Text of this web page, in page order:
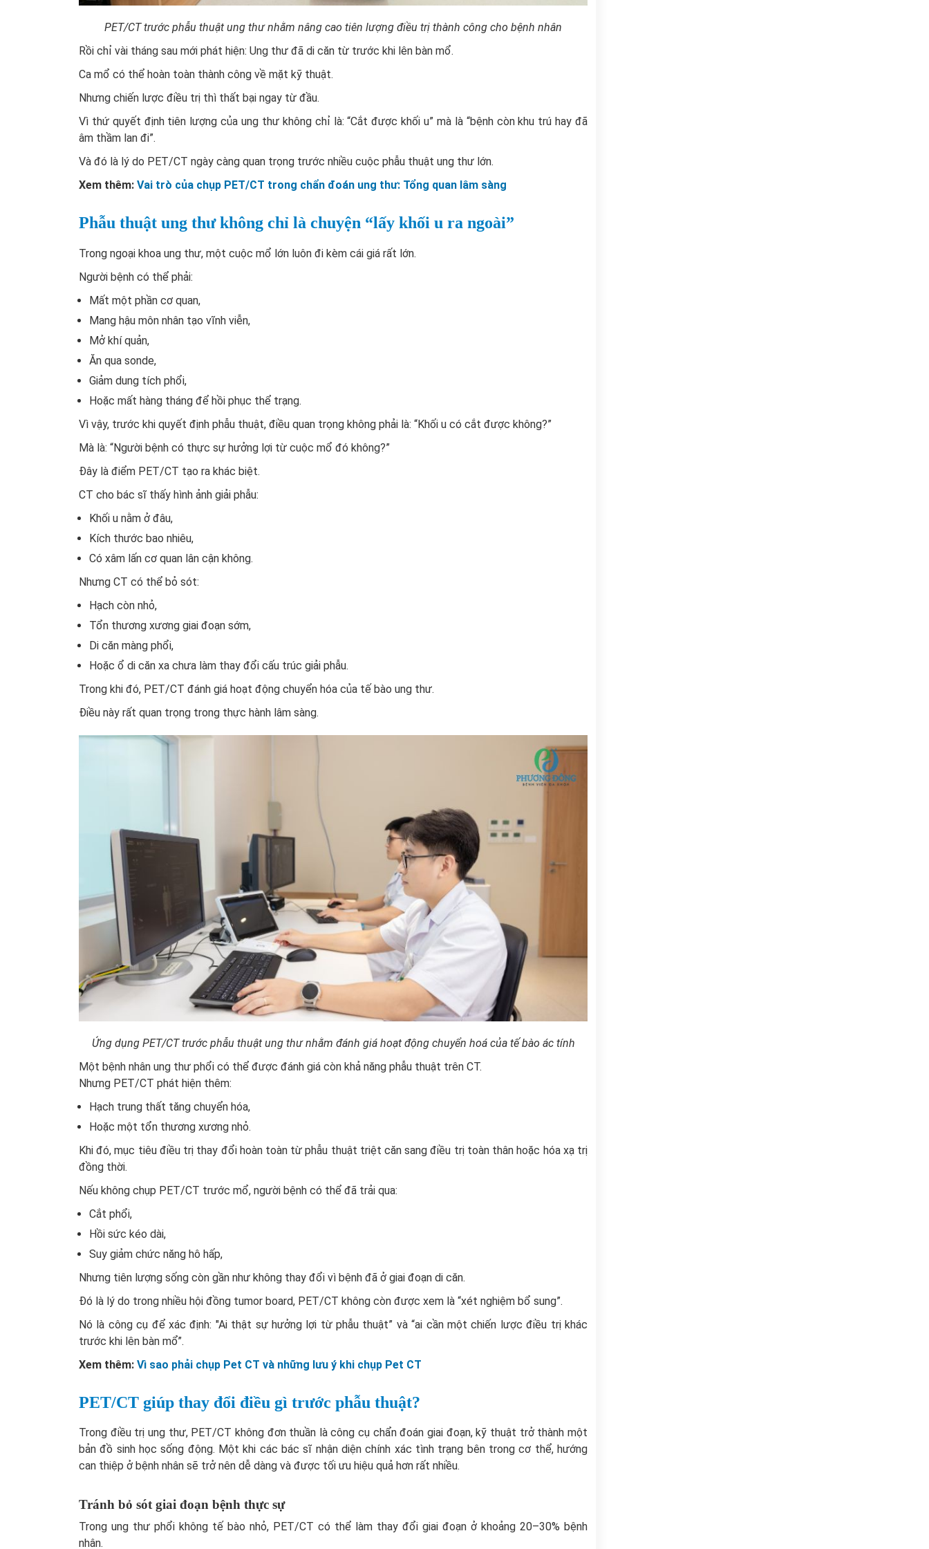
PET/CT trước phẫu thuật ung thư nhằm nâng cao tiên lượng điều trị thành công cho bệnh nhân
Rồi chỉ vài tháng sau mới phát hiện: Ung thư đã di căn từ trước khi lên bàn mổ.
Ca mổ có thể hoàn toàn thành công về mặt kỹ thuật.
Nhưng chiến lược điều trị thì thất bại ngay từ đầu.
Vì thứ quyết định tiên lượng của ung thư không chỉ là: “Cắt được khối u” mà là “bệnh còn khu trú hay đã
âm thầm lan đi”.
Và đó là lý do PET/CT ngày càng quan trọng trước nhiều cuộc phẫu thuật ung thư lớn.
Xem thêm: Vai trò của chụp PET/CT trong chẩn đoán ung thư: Tổng quan lâm sàng
Phẫu thuật ung thư không chỉ là chuyện “lấy khối u ra ngoài”
Trong ngoại khoa ung thư, một cuộc mổ lớn luôn đi kèm cái giá rất lớn.
Người bệnh có thể phải:
Mất một phần cơ quan,
Mang hậu môn nhân tạo vĩnh viễn,
Mở khí quản,
Ăn qua sonde,
Giảm dung tích phổi,
Hoặc mất hàng tháng để hồi phục thể trạng.
Vì vậy, trước khi quyết định phẫu thuật, điều quan trọng không phải là: “Khối u có cắt được không?”
Mà là: “Người bệnh có thực sự hưởng lợi từ cuộc mổ đó không?”
Đây là điểm PET/CT tạo ra khác biệt.
CT cho bác sĩ thấy hình ảnh giải phẫu:
Khối u nằm ở đâu,
Kích thước bao nhiêu,
Có xâm lấn cơ quan lân cận không.
Nhưng CT có thể bỏ sót:
Hạch còn nhỏ,
Tổn thương xương giai đoạn sớm,
Di căn màng phổi,
Hoặc ổ di căn xa chưa làm thay đổi cấu trúc giải phẫu.
Trong khi đó, PET/CT đánh giá hoạt động chuyển hóa của tế bào ung thư.
Điều này rất quan trọng trong thực hành lâm sàng.
Ứng dụng PET/CT trước phẫu thuật ung thư nhằm đánh giá hoạt động chuyển hoá của tế bào ác tính
Một bệnh nhân ung thư phổi có thể được đánh giá còn khả năng phẫu thuật trên CT.
Nhưng PET/CT phát hiện thêm:
Hạch trung thất tăng chuyển hóa,
Hoặc một tổn thương xương nhỏ.
Khi đó, mục tiêu điều trị thay đổi hoàn toàn từ phẫu thuật triệt căn sang điều trị toàn thân hoặc hóa xạ trị
đồng thời.
Nếu không chụp PET/CT trước mổ, người bệnh có thể đã trải qua:
Cắt phổi,
Hồi sức kéo dài,
Suy giảm chức năng hô hấp,
Nhưng tiên lượng sống còn gần như không thay đổi vì bệnh đã ở giai đoạn di căn.
Đó là lý do trong nhiều hội đồng tumor board, PET/CT không còn được xem là “xét nghiệm bổ sung”.
Nó là công cụ để xác định: "Ai thật sự hưởng lợi từ phẫu thuật” và “ai cần một chiến lược điều trị khác
trước khi lên bàn mổ”.
Xem thêm: Vì sao phải chụp Pet CT và những lưu ý khi chụp Pet CT
PET/CT giúp thay đổi điều gì trước phẫu thuật?
Trong điều trị ung thư, PET/CT không đơn thuần là công cụ chẩn đoán giai đoạn, kỹ thuật trở thành một
bản đồ sinh học sống động. Một khi các bác sĩ nhận diện chính xác tình trạng bên trong cơ thể, hướng
can thiệp ở bệnh nhân sẽ trở nên dễ dàng và được tối ưu hiệu quả hơn rất nhiều.
Tránh bỏ sót giai đoạn bệnh thực sự
Trong ung thư phổi không tế bào nhỏ, PET/CT có thể làm thay đổi giai đoạn ở khoảng 20–30% bệnh
nhân.